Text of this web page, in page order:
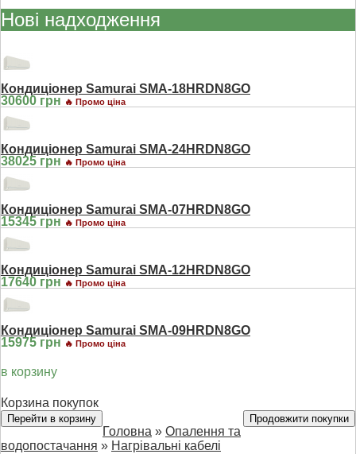
Нові надходження
Кондиціонер Samurai SMA-18HRDN8GO
30600 грн 🔥 Промо ціна
Кондиціонер Samurai SMA-24HRDN8GO
38025 грн 🔥 Промо ціна
Кондиціонер Samurai SMA-07HRDN8GO
15345 грн 🔥 Промо ціна
Кондиціонер Samurai SMA-12HRDN8GO
17640 грн 🔥 Промо ціна
Кондиціонер Samurai SMA-09HRDN8GO
15975 грн 🔥 Промо ціна
в корзину
Корзина покупок
Перейти в корзину Продовжити покупки
Головна » Опалення та
водопостачання » Нагрівальні кабелі